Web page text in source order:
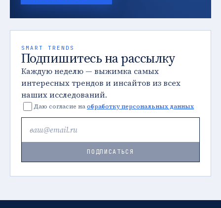
SMART TRENDS
Подпишитесь на рассылку
Каждую неделю — выжимка самых
интересных трендов и инсайтов из всех
наших исследований.
Даю согласие наобработку персональных данных
ПОДПИСАТЬСЯ